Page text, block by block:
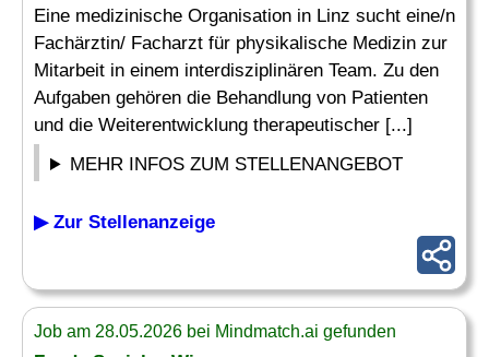
Eine medizinische Organisation in Linz sucht eine/n
Fachärztin/ Facharzt für physikalische Medizin zur
Mitarbeit in einem interdisziplinären Team. Zu den
Aufgaben gehören die Behandlung von Patienten
und die Weiterentwicklung therapeutischer [...]
MEHR INFOS ZUM STELLENANGEBOT
▶ Zur Stellenanzeige
Job am 28.05.2026 bei Mindmatch.ai gefunden